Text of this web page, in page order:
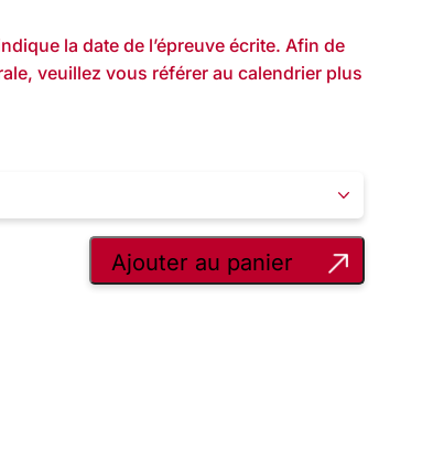
la date de l’épreuve écrite. Afin de
veuillez vous référer au calendrier plus
Ajouter au panier